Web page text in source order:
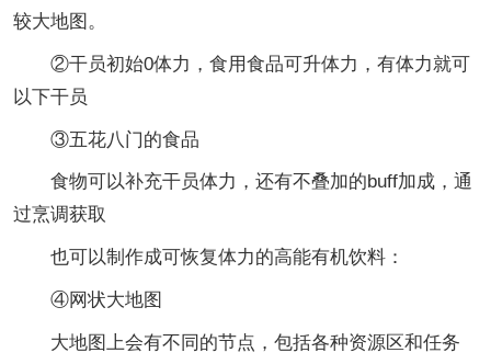
较大地图。
②干员初始0体力，食用食品可升体力，有体力就可
以下干员
③五花八门的食品
食物可以补充干员体力，还有不叠加的buff加成，通
过烹调获取
也可以制作成可恢复体力的高能有机饮料：
④网状大地图
大地图上会有不同的节点，包括各种资源区和任务